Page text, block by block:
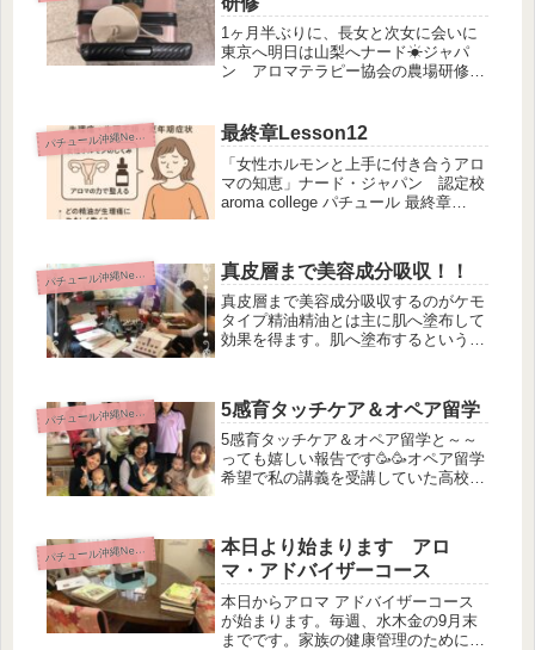
1ヶ月半ぶりに、長女と次女に会いに
東京へ明日は山梨へナード☀︎ジャパ
ン アロマテラピー協会の農場研修ち
に帰りました^_^私のキャリーバック
を持ってくれるし、優しい(^^♪娘...
パ
チュール沖縄News 最終章Lesson12
「女性ホルモンと上手に付き合うアロ
マの知恵」ナード・ジャパン 認定校
aroma college パチュール 最終章
順、そして年齢とともに訪れる更年期
のゆらぎ——それは...
パ
チュール沖縄News 真皮層まで美容成分吸収！！
真皮層まで美容成分吸収するのがケモ
タイプ精油精油とは主に肌へ塗布して
効果を得ます。肌へ塗布するというこ
りしていることもあるのですよ。皆さ
んが使用している基礎化粧品は大丈夫
で...
パ
チュール沖縄News 5感育タッチケア＆オペア留学
5感育タッチケア＆オペア留学と～～
っても嬉しい報告です🥳🥳オペア留学
希望で私の講義を受講していた高校三
は、インターナショナル保育園の方で
保育実習に参加し、オペア留学に向け
て...
パ
チュール沖縄News
本日より始まります アロ
マ・アドバイザーコース
本日からアロマ アドバイザーコース
が始まります。毎週、水木金の9月末
までです。家族の健康管理のために❣️